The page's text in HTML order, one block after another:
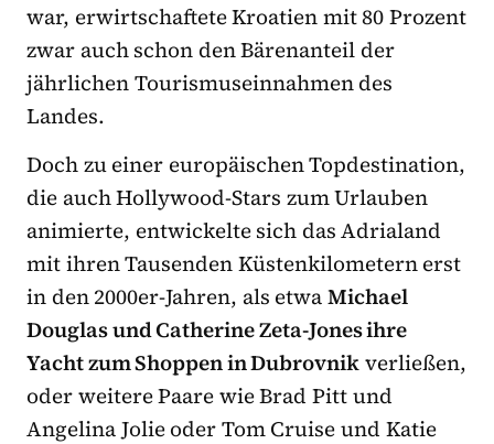
war, erwirtschaftete Kroatien mit 80 Prozent
zwar auch schon den Bärenanteil der
jährlichen Tourismuseinnahmen des
Landes.
Doch zu einer europäischen Topdestination,
die auch Hollywood-Stars zum Urlauben
animierte, entwickelte sich das Adrialand
mit ihren Tausenden Küstenkilometern erst
in den 2000er-Jahren, als etwaMichael
Douglas und Catherine Zeta-Jones ihre
Yacht zum Shoppen in Dubrovnikverließen,
oder weitere Paare wie Brad Pitt und
Angelina Jolie oder Tom Cruise und Katie